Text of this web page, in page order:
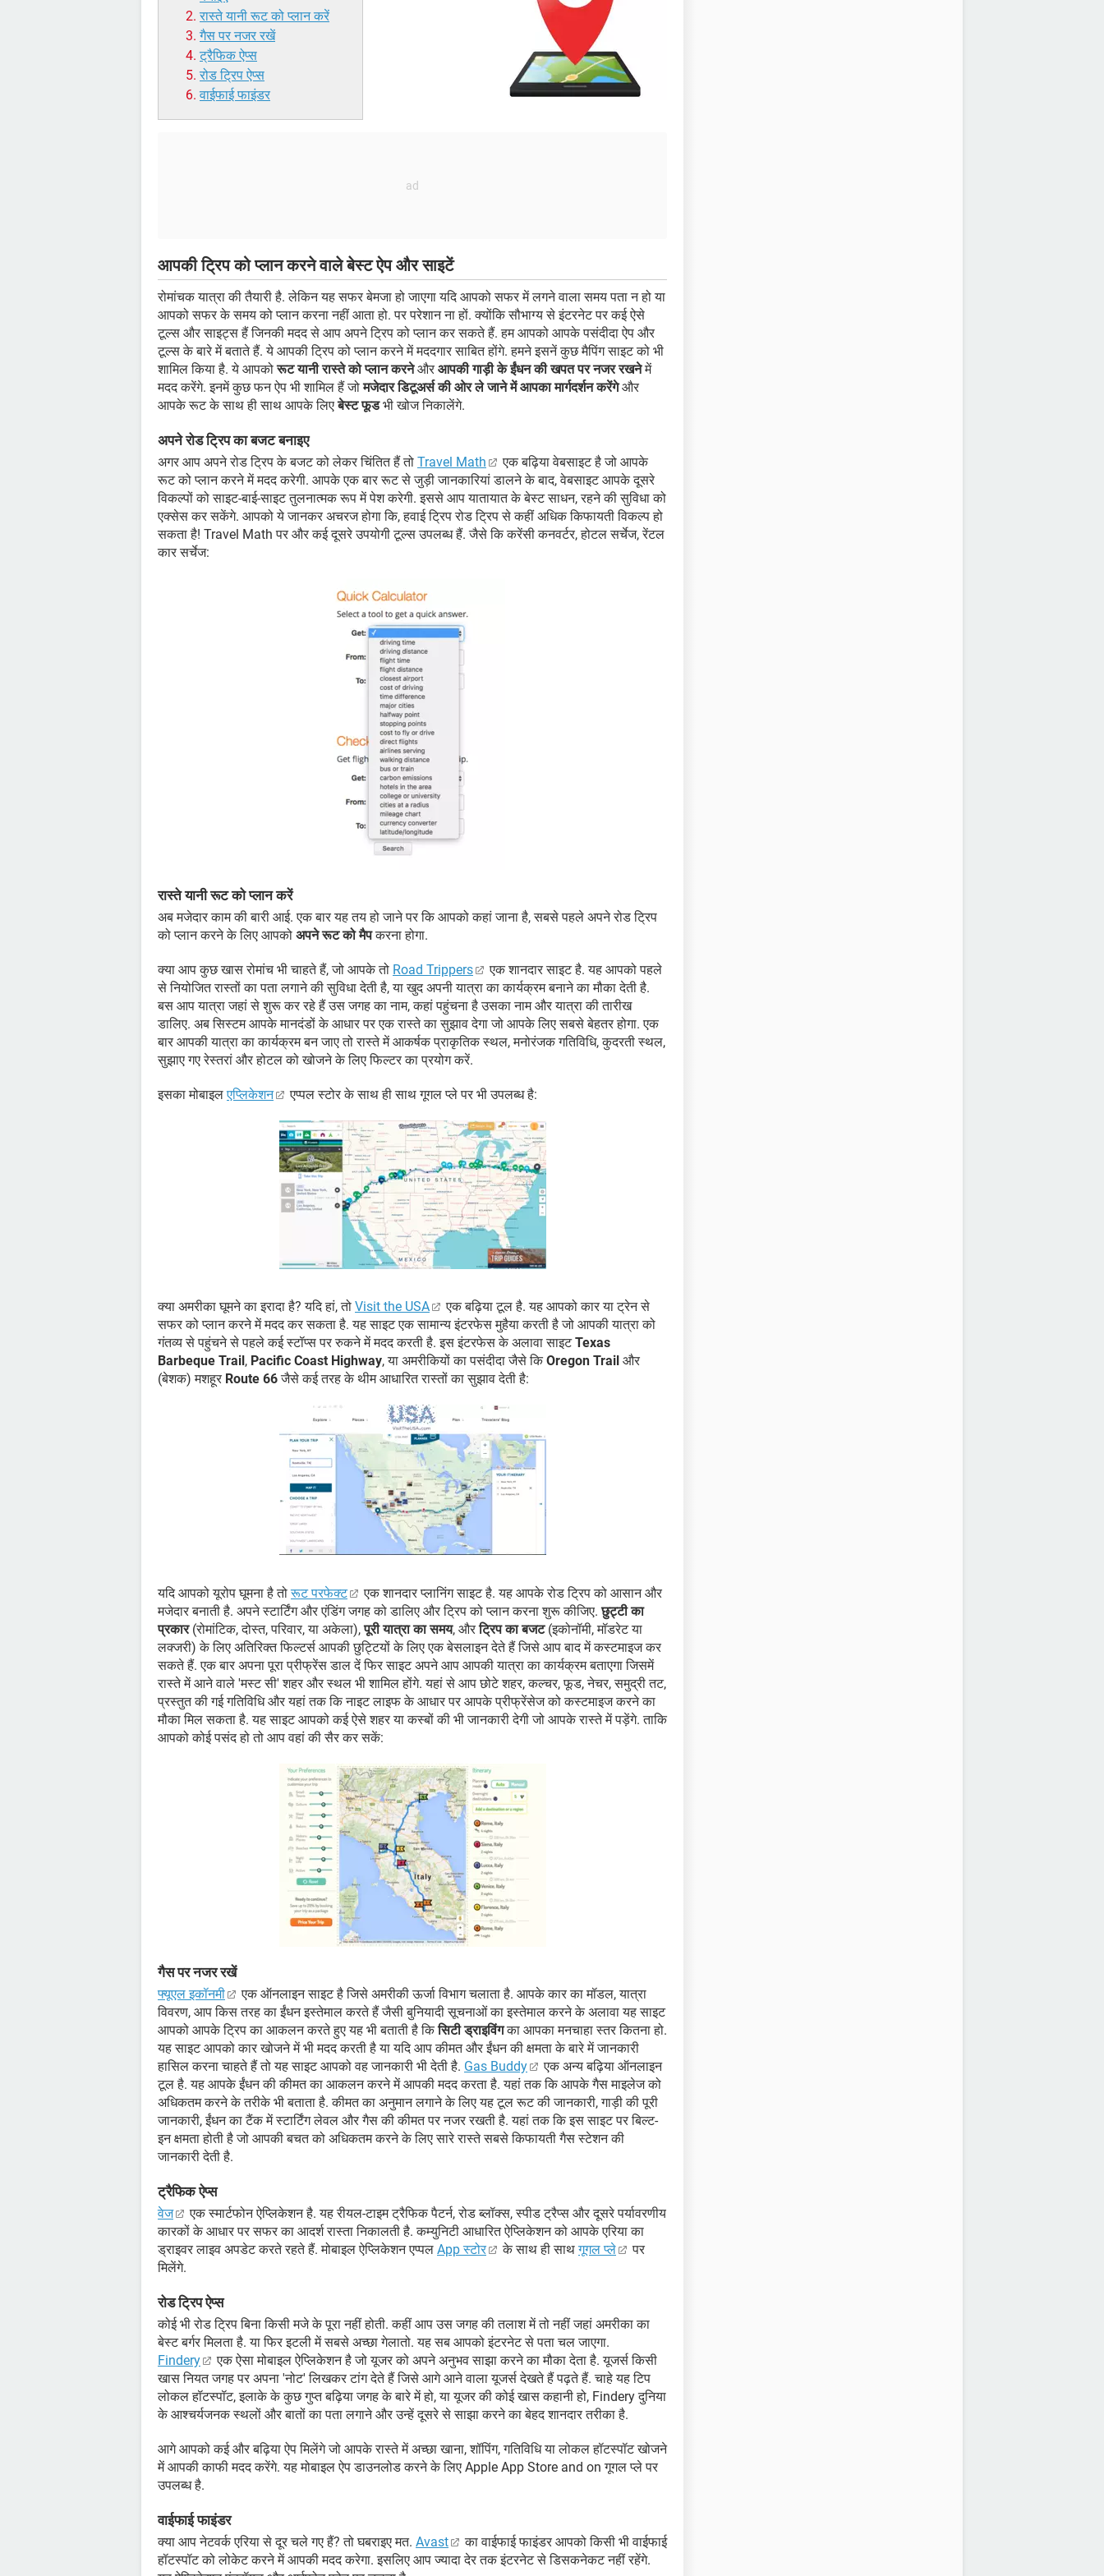
रास्ते यानी रूट को प्लान करें
गैस पर नजर रखें
ट्रैफिक ऐप्स
रोड ट्रिप ऐप्स
वाईफाई फाइंडर
आपकी ट्रिप को प्लान करने वाले बेस्ट ऐप और साइटें
रोमांचक यात्रा की तैयारी है. लेकिन यह सफर बेमजा हो जाएगा यदि आपको सफर में लगने वाला समय पता न हो या
आपको सफर के समय को प्लान करना नहीं आता हो. पर परेशान ना हों. क्योंकि सौभाग्य से इंटरनेट पर कई ऐसे
टूल्स और साइट्स हैं जिनकी मदद से आप अपने ट्रिप को प्लान कर सकते हैं. हम आपको आपके पसंदीदा ऐप और
टूल्स के बारे में बताते हैं. ये आपकी ट्रिप को प्लान करने में मददगार साबित होंगे. हमने इसनें कुछ मैपिंग साइट को भी
शामिल किया है. ये आपकोरूट यानी रास्ते को प्लान करनेऔर आपकी गाड़ी के ईंधन की खपत पर नजर रखनेमें
मदद करेंगे. इनमें कुछ फन ऐप भी शामिल हैं जोमजेदार डिटूअर्स की ओर ले जाने में आपका मार्गदर्शन करेंगेऔर
आपके रूट के साथ ही साथ आपके लिएबेस्ट फूडभी खोज निकालेंगे.
अपने रोड ट्रिप का बजट बनाइए
अगर आप अपने रोड ट्रिप के बजट को लेकर चिंतित हैं तो Travel Math
एक बढ़िया वेबसाइट है जो आपके
रूट को प्लान करने में मदद करेगी. आपके एक बार रूट से जुड़ी जानकारियां डालने के बाद, वेबसाइट आपके दूसरे
विकल्पों को साइट-बाई-साइट तुलनात्मक रूप में पेश करेगी. इससे आप यातायात के बेस्ट साधन, रहने की सुविधा को
एक्सेस कर सकेंगे. आपको ये जानकर अचरज होगा कि, हवाई ट्रिप रोड ट्रिप से कहीं अधिक किफायती विकल्प हो
सकता है! Travel Math पर और कई दूसरे उपयोगी टूल्स उपलब्ध हैं. जैसे कि करेंसी कनवर्टर, होटल सर्चेज, रेंटल
कार सर्चेज:
रास्ते यानी रूट को प्लान करें
अब मजेदार काम की बारी आई. एक बार यह तय हो जाने पर कि आपको कहां जाना है, सबसे पहले अपने रोड ट्रिप
को प्लान करने के लिए आपको अपने रूट को मैपकरना होगा.
क्या आप कुछ खास रोमांच भी चाहते हैं, जो आपके तो Road Trippers
एक शानदार साइट है. यह आपको पहले
से नियोजित रास्तों का पता लगाने की सुविधा देती है, या खुद अपनी यात्रा का कार्यक्रम बनाने का मौका देती है.
बस आप यात्रा जहां से शुरू कर रहे हैं उस जगह का नाम, कहां पहुंचना है उसका नाम और यात्रा की तारीख
डालिए. अब सिस्टम आपके मानदंडों के आधार पर एक रास्ते का सुझाव देगा जो आपके लिए सबसे बेहतर होगा. एक
बार आपकी यात्रा का कार्यक्रम बन जाए तो रास्ते में आकर्षक प्राकृतिक स्थल, मनोरंजक गतिविधि, कुदरती स्थल,
सुझाए गए रेस्तरां और होटल को खोजने के लिए फिल्टर का प्रयोग करें.
इसका मोबाइलएप्लिकेशन एप्पल स्टोर के साथ ही साथ गूगल प्ले पर भी उपलब्ध है:
क्या अमरीका घूमने का इरादा है? यदि हां, तो Visit the USA
एक बढ़िया टूल है. यह आपको कार या ट्रेन से
सफर को प्लान करने में मदद कर सकता है. यह साइट एक सामान्य इंटरफेस मुहैया करती है जो आपकी यात्रा को
गंतव्य से पहुंचने से पहले कई स्टॉप्स पर रुकने में मदद करती है. इस इंटरफेस के अलावा साइटTexas
Barbeque Trail , Pacific Coast Highway, या अमरीकियों का पसंदीदा जैसे किOregon Trail और
(बेशक) मशहूर Route 66जैसे कई तरह के थीम आधारित रास्तों का सुझाव देती है:
यदि आपको यूरोप घूमना है तोरूट परफेक्ट
एक शानदार प्लानिंग साइट है. यह आपके रोड ट्रिप को आसान और
मजेदार बनाती है. अपने स्टार्टिंग और एंडिंग जगह को डालिए और ट्रिप को प्लान करना शुरू कीजिए.छुट्टी का
प्रकार(रोमांटिक, दोस्त, परिवार, या अकेला),पूरी यात्रा का समय, औरट्रिप का बजट(इकोनॉमी, मॉडरेट या
लक्जरी) के लिए अतिरिक्त फिल्टर्स आपकी छुट्टियों के लिए एक बेसलाइन देते हैं जिसे आप बाद में कस्टमाइज कर
सकते हैं. एक बार अपना पूरा प्रीफ्रेंस डाल दें फिर साइट अपने आप आपकी यात्रा का कार्यक्रम बताएगा जिसमें
रास्ते में आने वाले 'मस्ट सी' शहर और स्थल भी शामिल होंगे. यहां से आप छोटे शहर, कल्चर, फूड, नेचर, समुद्री तट,
प्रस्तुत की गई गतिविधि और यहां तक कि नाइट लाइफ के आधार पर आपके प्रीफ्रेंसेज को कस्टमाइज करने का
मौका मिल सकता है. यह साइट आपको कई ऐसे शहर या कस्बों की भी जानकारी देगी जो आपके रास्ते में पड़ेंगे. ताकि
आपको कोई पसंद हो तो आप वहां की सैर कर सकें:
गैस पर नजर रखें
फ्यूएल इकॉनमी
एक ऑनलाइन साइट है जिसे अमरीकी ऊर्जा विभाग चलाता है. आपके कार का मॉडल, यात्रा
विवरण, आप किस तरह का ईंधन इस्तेमाल करते हैं जैसी बुनियादी सूचनाओं का इस्तेमाल करने के अलावा यह साइट
आपको आपके ट्रिप का आकलन करते हुए यह भी बताती है किसिटी ड्राइविंगका आपका मनचाहा स्तर कितना हो.
यह साइट आपको कार खोजने में भी मदद करती है या यदि आप कीमत और ईंधन की क्षमता के बारे में जानकारी
हासिल करना चाहते हैं तो यह साइट आपको वह जानकारी भी देती है. Gas Buddy
एक अन्य बढ़िया ऑनलाइन
टूल है. यह आपके ईंधन की कीमत का आकलन करने में आपकी मदद करता है. यहां तक कि आपके गैस माइलेज को
अधिकतम करने के तरीके भी बताता है. कीमत का अनुमान लगाने के लिए यह टूल रूट की जानकारी, गाड़ी की पूरी
जानकारी, ईंधन का टैंक में स्टार्टिंग लेवल और गैस की कीमत पर नजर रखती है. यहां तक कि इस साइट पर बिल्ट-
इन क्षमता होती है जो आपकी बचत को अधिकतम करने के लिए सारे रास्ते सबसे किफायती गैस स्टेशन की
जानकारी देती है.
ट्रैफिक ऐप्स
वेज
एक स्मार्टफोन ऐप्लिकेशन है. यह रीयल-टाइम ट्रैफिक पैटर्न, रोड ब्लॉक्स, स्पीड ट्रैप्स और दूसरे पर्यावरणीय
कारकों के आधार पर सफर का आदर्श रास्ता निकालती है. कम्युनिटी आधारित ऐप्लिकेशन को आपके एरिया का
ड्राइवर लाइव अपडेट करते रहते हैं. मोबाइल ऐप्लिकेशन एप्पल App स्टोर के साथ ही साथगूगल प्ले
पर
मिलेंगे.
रोड ट्रिप ऐप्स
कोई भी रोड ट्रिप बिना किसी मजे के पूरा नहीं होती. कहीं आप उस जगह की तलाश में तो नहीं जहां अमरीका का
बेस्ट बर्गर मिलता है. या फिर इटली में सबसे अच्छा गेलातो. यह सब आपको इंटरनेट से पता चल जाएगा.
Findery
एक ऐसा मोबाइल ऐप्लिकेशन है जो यूजर को अपने अनुभव साझा करने का मौका देता है. यूजर्स किसी
खास नियत जगह पर अपना 'नोट' लिखकर टांग देते हैं जिसे आगे आने वाला यूजर्स देखते हैं पढ़ते हैं. चाहे यह टिप
लोकल हॉटस्पॉट, इलाके के कुछ गुप्त बढ़िया जगह के बारे में हो, या यूजर की कोई खास कहानी हो, Findery दुनिया
के आश्चर्यजनक स्थलों और बातों का पता लगाने और उन्हें दूसरे से साझा करने का बेहद शानदार तरीका है.
आगे आपको कई और बढ़िया ऐप मिलेंगे जो आपके रास्ते में अच्छा खाना, शॉपिंग, गतिविधि या लोकल हॉटस्पॉट खोजने
में आपकी काफी मदद करेंगे. यह मोबाइल ऐप डाउनलोड करने के लिए Apple App Store and on गूगल प्ले पर
उपलब्ध है.
वाईफाई फाइंडर
क्या आप नेटवर्क एरिया से दूर चले गए हैं? तो घबराइए मत. Avast
का वाईफाई फाइंडर आपको किसी भी वाईफाई
हॉटस्पॉट को लोकेट करने में आपकी मदद करेगा. इसलिए आप ज्यादा देर तक इंटरनेट से डिसकनेकट नहीं रहेंगे.